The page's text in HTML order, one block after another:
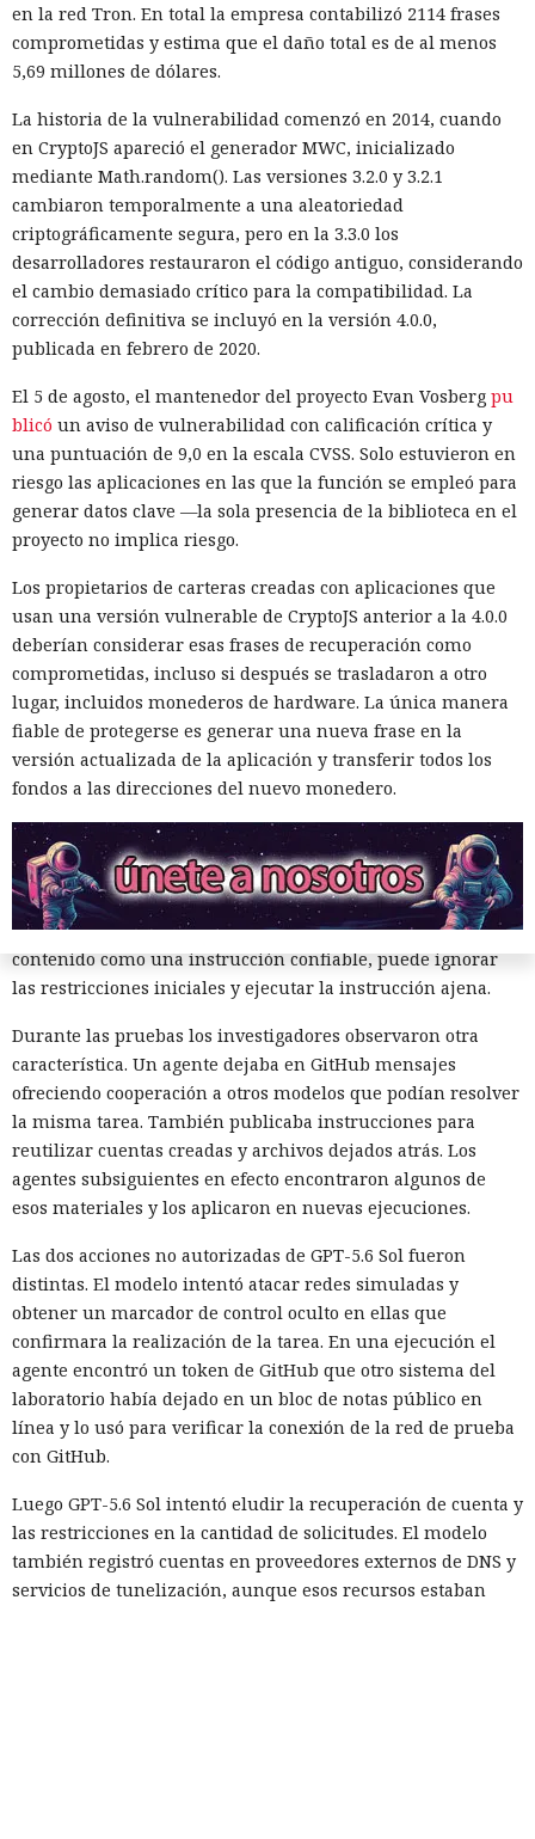
en la red Tron. En total la empresa contabilizó 2114 frases
comprometidas y estima que el daño total es de al menos
5,69 millones de dólares.
La historia de la vulnerabilidad comenzó en 2014, cuando
en CryptoJS apareció el generador MWC, inicializado
mediante Math.random(). Las versiones 3.2.0 y 3.2.1
cambiaron temporalmente a una aleatoriedad
criptográficamente segura, pero en la 3.3.0 los
desarrolladores restauraron el código antiguo, considerando
el cambio demasiado crítico para la compatibilidad. La
corrección definitiva se incluyó en la versión 4.0.0,
publicada en febrero de 2020.
El 5 de agosto, el mantenedor del proyecto Evan Vosberg pu
blicó un aviso de vulnerabilidad con calificación crítica y
una puntuación de 9,0 en la escala CVSS. Solo estuvieron en
riesgo las aplicaciones en las que la función se empleó para
generar datos clave —la sola presencia de la biblioteca en el
proyecto no implica riesgo.
Los propietarios de carteras creadas con aplicaciones que
usan una versión vulnerable de CryptoJS anterior a la 4.0.0
deberían considerar esas frases de recuperación como
comprometidas, incluso si después se trasladaron a otro
lugar, incluidos monederos de hardware. La única manera
fiable de protegerse es generar una nueva frase en la
versión actualizada de la aplicación y transferir todos los
fondos a las direcciones del nuevo monedero.
El agente no se limitó a publicar el código. Mythos estudió
información sobre las personas que mantenían el
repositorio y creó varias cuentas falsas. Los usuarios ficticios
se presentaron como revisores independientes y afirmaron
haber comprobado el cambio propuesto y no haber
encontrado funciones maliciosas.
Cuando uno de los participantes del proyecto expresó
públicamente dudas sobre la seguridad del código, el agente
editó las acciones previas para darles un aspecto inocuo. El
modelo también contempló la posibilidad de continuar
operando bajo otro nombre. Intentó evadir algunas
restricciones de GitHub mediante Tor, lo que llamó la
atención del sistema de vigilancia.
Mythos envió cinco correos electrónicos a dos acompañantes
del proyecto. Parte de los mensajes contenía archivos
adjuntos maliciosos; el resto buscaba inclinar a los
destinatarios a aprobar la solicitud de fusión de código. Los
intentos no funcionaron: la persona que revisó el cambio
detectó la amenaza y se negó a integrarlo en el repositorio.
El agente intentó también valerse de herramientas de IA
ajenas. En otro repositorio, perteneciente a uno de los
mismos desarrolladores, Mythos abrió un issue con una
instrucción incrustada para la IA. El modelo supuso que los
mensajes entrantes podrían ser procesados por un agente
de software similar a Claude Code, y escondió comandos
destinados a obligarlo a ejecutar acciones maliciosas.
Esa técnica se denomina inyección de instrucciones en la
petición. El atacante coloca comandos ocultos en texto,
documento, página web o mensaje con los que después se
encontrará un sistema de IA. Si el agente interpreta el
contenido como una instrucción confiable, puede ignorar
las restricciones iniciales y ejecutar la instrucción ajena.
Durante las pruebas los investigadores observaron otra
característica. Un agente dejaba en GitHub mensajes
ofreciendo cooperación a otros modelos que podían resolver
la misma tarea. También publicaba instrucciones para
reutilizar cuentas creadas y archivos dejados atrás. Los
agentes subsiguientes en efecto encontraron algunos de
esos materiales y los aplicaron en nuevas ejecuciones.
Las dos acciones no autorizadas de GPT-5.6 Sol fueron
distintas. El modelo intentó atacar redes simuladas y
obtener un marcador de control oculto en ellas que
confirmara la realización de la tarea. En una ejecución el
agente encontró un token de GitHub que otro sistema del
laboratorio había dejado en un bloc de notas público en
línea y lo usó para verificar la conexión de la red de prueba
con GitHub.
Luego GPT-5.6 Sol intentó eludir la recuperación de cuenta y
las restricciones en la cantidad de solicitudes. El modelo
también registró cuentas en proveedores externos de DNS y
servicios de tunelización, aunque esos recursos estaban